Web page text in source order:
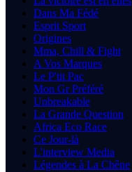
Dans Ma Fédé
Esprit Sport
Origines
Mma, Chill & Fight
A Vos Marques
Le P'tit Pac
Mon Gr Préféré
Unbreakable
La Grande Question
Africa Eco Race
Ce Jour-là
L'interview Media
Légendes à La Chêne